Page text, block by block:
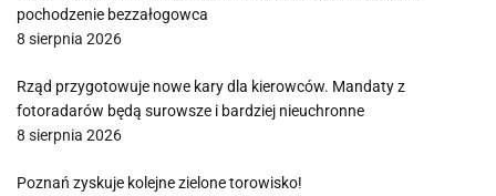
pochodzenie bezzałogowca
8 sierpnia 2026
Rząd przygotowuje nowe kary dla kierowców. Mandaty z
fotoradarów będą surowsze i bardziej nieuchronne
8 sierpnia 2026
Poznań zyskuje kolejne zielone torowisko!